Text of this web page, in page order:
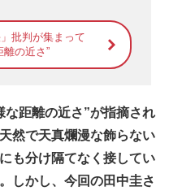
批判が集まって
離の近さ”
な距離の近さ”が指摘され
然で天真爛漫な飾らない
も分け隔てなく接してい
しかし、今回の田中圭さ